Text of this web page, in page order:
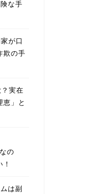
な手
が口
欺の手
実在
恵」と
の
は副